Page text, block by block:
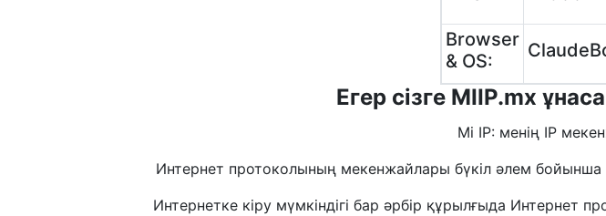
Browser
& OS:
Егер сізге MIIP.mx
Mi IP: менің IP
Интернет протоколының мекенжайлары бүкіл әлем
Интернетке кіру мүмкіндігі бар әрбір құрылғыда